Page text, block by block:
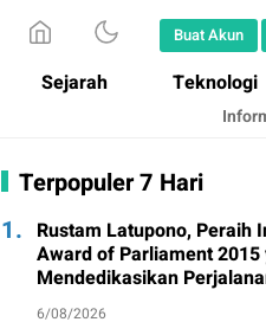
Buat Akun
Sejarah Teknologi
Terpopuler 7 Hari
1. Rustam Latupono, Peraih
Award of Parliament 2015
Mendedikasikan
untuk Partai Gerindra
6/08/2026